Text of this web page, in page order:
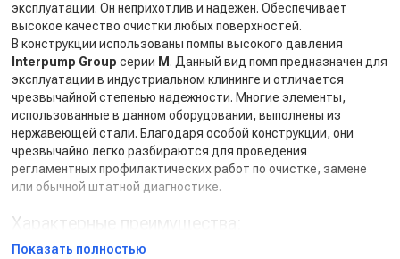
эксплуатации. Он неприхотлив и надежен. Обеспечивает
высокое качество очистки любых поверхностей.
В конструкции использованы помпы высокого давления
Interpump Group серии M . Данный вид помп предназначен для
эксплуатации в индустриальном клининге и отличается
чрезвычайной степенью надежности. Многие элементы,
использованные в данном оборудовании, выполнены из
нержавеющей стали. Благодаря особой конструкции, они
чрезвычайно легко разбираются для проведения
регламентных профилактических работ по очистке, замене
или обычной штатной диагностике.
Характерные преимущества:
- ПомпаInterpump Group
Показать полностью